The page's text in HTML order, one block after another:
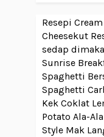
Resepi
Cheesekut
sedap
Sunrise
Spaghetti
Spaghetti
Kek Coklat
Potato Ala-Ala
Style Mak